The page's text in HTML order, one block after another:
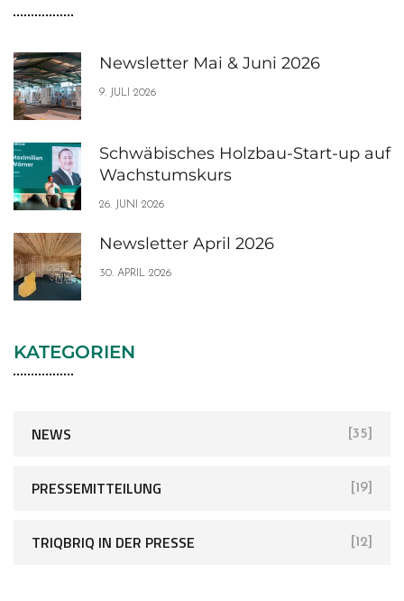
Newsletter Mai & Juni 2026
9. JULI 2026
Schwäbisches Holzbau-Start-up auf
Wachstumskurs
26. JUNI 2026
Newsletter April 2026
30. APRIL 2026
KATEGORIEN
NEWS [35]
PRESSEMITTEILUNG [19]
TRIQBRIQ IN DER PRESSE [12]